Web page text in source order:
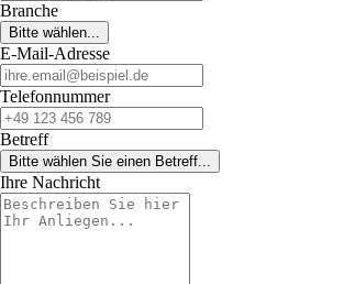
Branche
Bitte wählen...
E-Mail-Adresse
Telefonnummer
Betreff
Bitte wählen Sie einen Betreff...
Ihre Nachricht